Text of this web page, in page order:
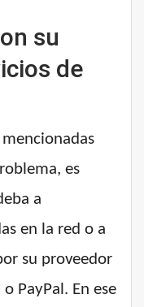
su
de
es
a
en la red o a
su proveedor
PayPal. En ese